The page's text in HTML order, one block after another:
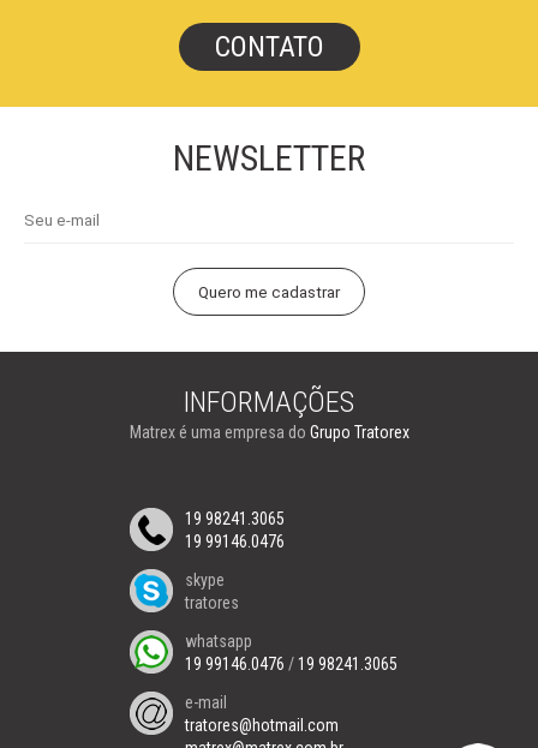
CONTATO
NEWSLETTER
INFORMAÇÕES
Matrex é uma empresa do Grupo Tratorex
19 98241.3065
19 99146.0476
skype
tratores
whatsapp
19 99146.0476 /19 98241.3065
e-mail
tratores@hotmail.com